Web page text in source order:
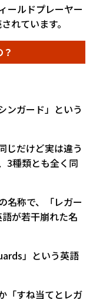
ールドプレーヤー
れています。
ンガード」という
じだけど実は違う
3種類とも全く同
名称で、「レガー
が若干崩れた名
」という英語
「すね当てとレガ